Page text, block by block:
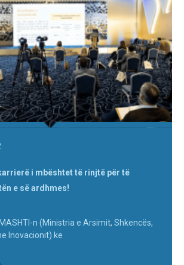
i mbështet të rinjtë për të
e së ardhmes!
n (Ministria e Arsimit, Shkencës,
Inovacionit) ke